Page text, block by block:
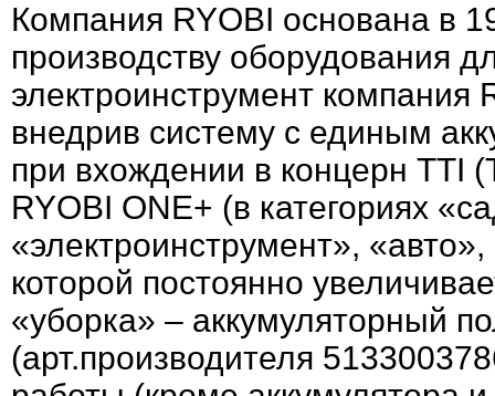
Компания RYOBI основана в
производству оборудования
электроинструмент компания
внедрив систему с единым
при вхождении в концерн TTI
RYOBI ONE+ (в категориях
«электроинструмент»,
которой постоянно
«уборка» – аккумуляторный
(арт.производителя